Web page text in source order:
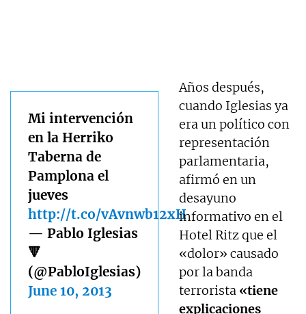
Mi intervención
en la Herriko
Taberna de
Pamplona el
jueves
http://t.co/vAvnwb12xH
— Pablo Iglesias
🔻
(@PabloIglesias)
June 10, 2013
Años después,
cuando Iglesias ya
era un político con
representación
parlamentaria,
afirmó en un
desayuno
informativo en el
Hotel Ritz que el
«dolor» causado
por la banda
terrorista «tiene
explicaciones